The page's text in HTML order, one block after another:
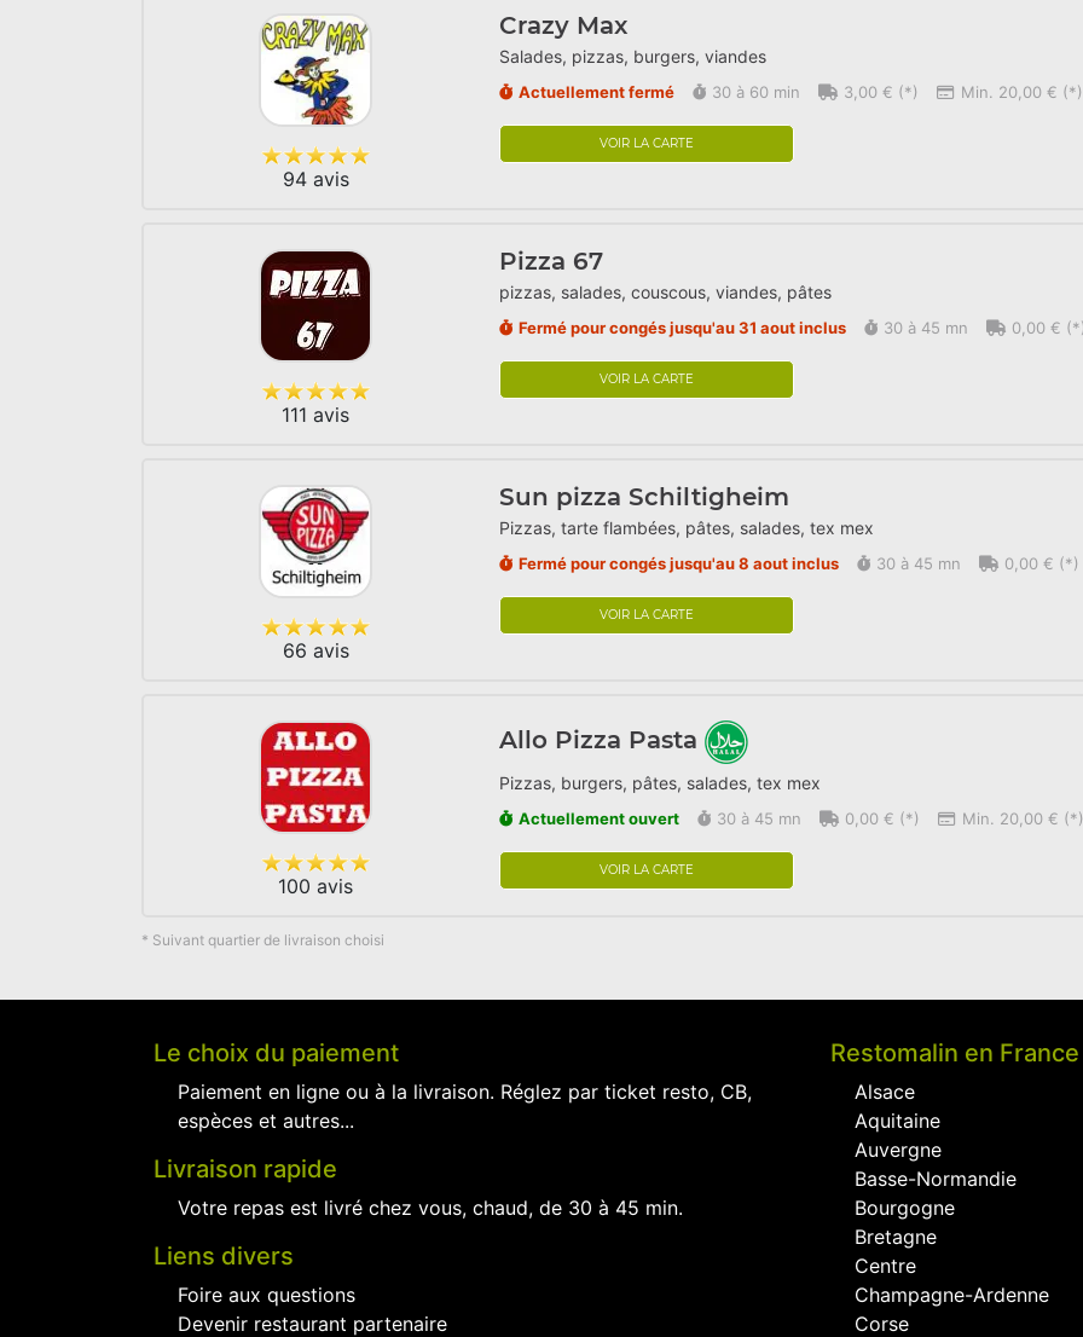
94 avis
Crazy Max
Salades, pizzas, burgers, viandes
Actuellement fermé 30 à 60 min 3,00 € (*) Min. 20,00 € (*)
VOIR LA CARTE
111 avis
Pizza 67
pizzas, salades, couscous, viandes, pâtes
Fermé pour congés jusqu'au 31 aout inclus 30 à 45 mn 0,00 € (*)
VOIR LA CARTE
66 avis
Sun pizza Schiltigheim
Pizzas, tarte flambées, pâtes, salades, tex mex
Fermé pour congés jusqu'au 8 aout inclus 30 à 45 mn 0,00 € (*)
VOIR LA CARTE
100 avis
Allo Pizza Pasta
Pizzas, burgers, pâtes, salades, tex mex
Actuellement ouvert 30 à 45 mn 0,00 € (*) Min. 20,00 € (*)
VOIR LA CARTE
* Suivant quartier de livraison choisi
Le choix du paiement
Paiement en ligne ou à la livraison. Réglez par ticket resto, CB,
espèces et autres...
Livraison rapide
Votre repas est livré chez vous, chaud, de 30 à 45 min.
Liens divers
Foire aux questions
Devenir restaurant partenaire
Restomalin en France
Alsace
Aquitaine
Auvergne
Basse-Normandie
Bourgogne
Bretagne
Centre
Champagne-Ardenne
Corse